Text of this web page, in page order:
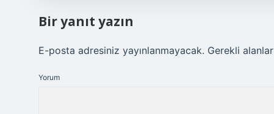
Bir yanıt yazın
E-posta adresiniz yayınlanmayacak. Gerekli alanlar
Yorum